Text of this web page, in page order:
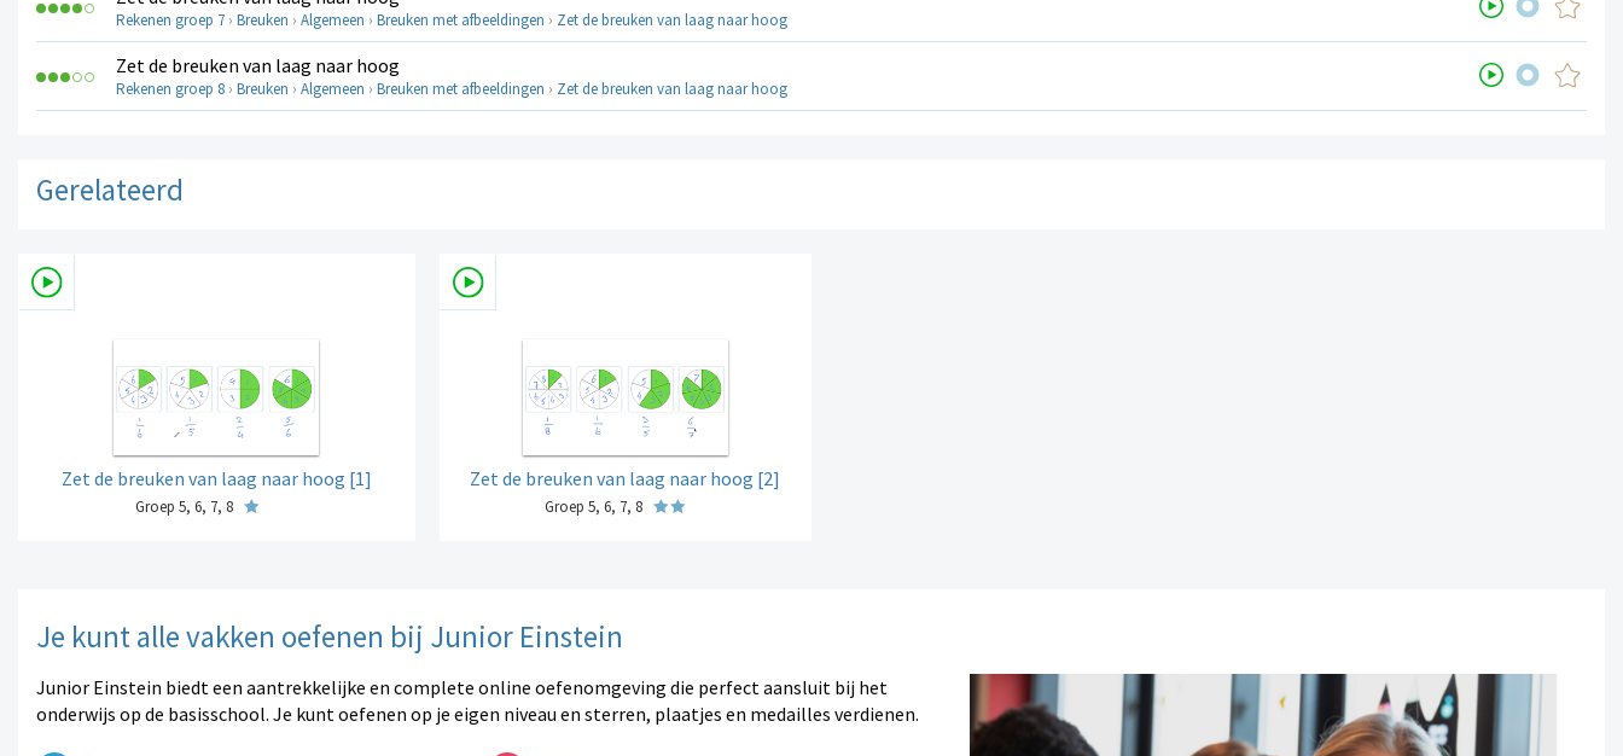
Rekenen groep 7 › Breuken › Algemeen › Breuken met afbeeldingen › Zet de breuken van laag naar hoog
Zet de breuken van laag naar hoog
Rekenen groep 8 › Breuken › Algemeen › Breuken met afbeeldingen › Zet de breuken van laag naar hoog
Gerelateerd
Zet de breuken van laag naar hoog [1]
Groep 5, 6, 7, 8
Zet de breuken van laag naar hoog [2]
Groep 5, 6, 7, 8
Je kunt alle vakken oefenen bij Junior Einstein
Junior Einstein biedt een aantrekkelijke en complete online oefenomgeving die perfect aansluit bij het
onderwijs op de basisschool. Je kunt oefenen op je eigen niveau en sterren, plaatjes en medailles verdienen.